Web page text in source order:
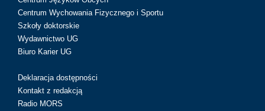
Centrum Wychowania Fizycznego i Sportu
Szkoły doktorskie
Wydawnictwo UG
Biuro Karier UG
Deklaracja dostępności
Kontakt z redakcją
Radio MORS